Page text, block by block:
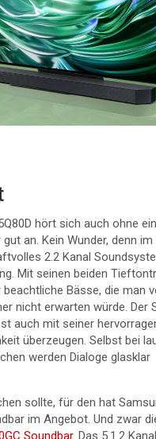
hört sich auch ohne
an. Kein Wunder, denn im
2.2 Kanal
Mit seinen beiden
Bässe, die man
nicht erwarten würde. Der
auch mit seiner
überzeugen. Selbst bei
werden Dialoge glasklar
sollte, für den hat
im Angebot. Und zwar
Soundbar. Das 5.1.2 Kanal